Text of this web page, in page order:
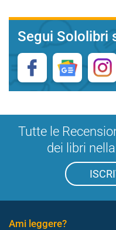
Segui Sololibri
Tutte le
dei libri
Ami leggere?